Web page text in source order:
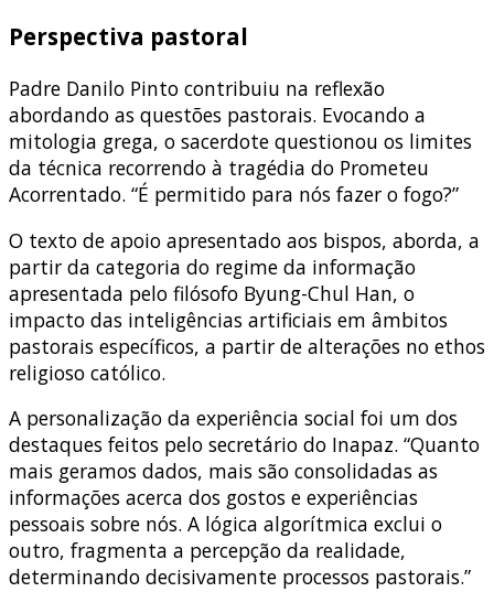
Perspectiva pastoral
Padre Danilo Pinto contribuiu na reflexão
abordando as questões pastorais. Evocando a
mitologia grega, o sacerdote questionou os limites
da técnica recorrendo à tragédia do Prometeu
Acorrentado. “É permitido para nós fazer o fogo?”
O texto de apoio apresentado aos bispos, aborda, a
partir da categoria do regime da informação
apresentada pelo filósofo Byung-Chul Han, o
impacto das inteligências artificiais em âmbitos
pastorais específicos, a partir de alterações no ethos
religioso católico.
A personalização da experiência social foi um dos
destaques feitos pelo secretário do Inapaz. “Quanto
mais geramos dados, mais são consolidadas as
informações acerca dos gostos e experiências
pessoais sobre nós. A lógica algorítmica exclui o
outro, fragmenta a percepção da realidade,
determinando decisivamente processos pastorais.”